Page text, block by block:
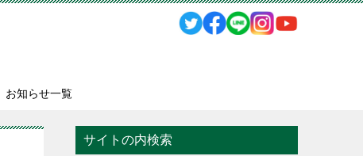
お知らせ一覧
サイトの内検索